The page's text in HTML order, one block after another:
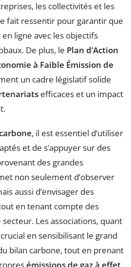
les collectivités et les
fait ressentir pour garantir que
ligne avec les objectifs
De plus, le Plan d’Action
à Faible Émission de
un cadre législatif solide
efficaces et un impact
, il est essentiel d’utiliser
et de s’appuyer sur des
des grandes
non seulement d’observer
aussi d’envisager des
en tenant compte des
Les associations, quant
en sensibilisant le grand
bilan carbone, tout en prenant